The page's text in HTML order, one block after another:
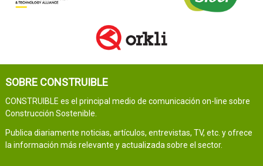
SOBRE CONSTRUIBLE
CONSTRUIBLE es el principal medio de comunicación on-line sobre
Construcción Sostenible.
Publica diariamente noticias, artículos, entrevistas, TV, etc. y ofrece
la información más relevante y actualizada sobre el sector.